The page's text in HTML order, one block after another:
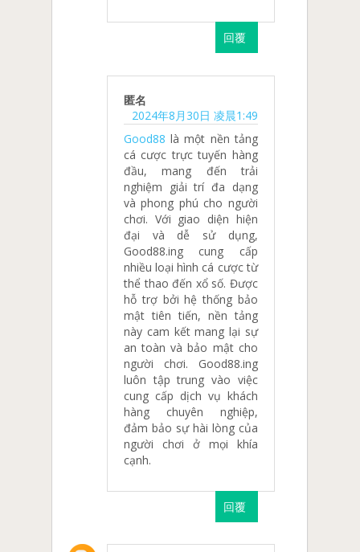
回覆
匿名
2024年8月30日 凌晨1:49
Good88 là một nền tảng
cá cược trực tuyến hàng
đầu, mang đến trải
nghiệm giải trí đa dạng
và phong phú cho người
chơi. Với giao diện hiện
đại và dễ sử dụng,
Good88.ing cung cấp
nhiều loại hình cá cược từ
thể thao đến xổ số. Được
hỗ trợ bởi hệ thống bảo
mật tiên tiến, nền tảng
này cam kết mang lại sự
an toàn và bảo mật cho
người chơi. Good88.ing
luôn tập trung vào việc
cung cấp dịch vụ khách
hàng chuyên nghiệp,
đảm bảo sự hài lòng của
người chơi ở mọi khía
cạnh.
回覆